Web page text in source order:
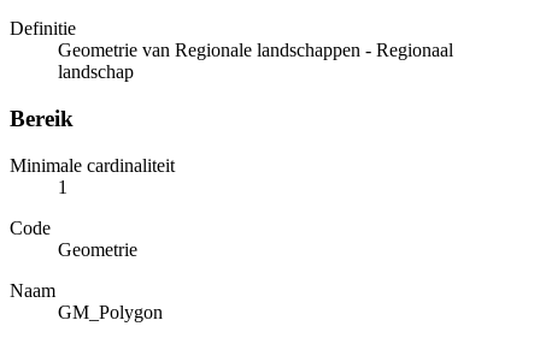
Definitie
Geometrie van Regionale landschappen - Regionaal
landschap
Bereik
Minimale cardinaliteit
1
Code
Geometrie
Naam
GM_Polygon